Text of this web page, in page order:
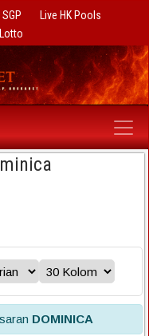
SGP
Live HK Pools
DOMINICA